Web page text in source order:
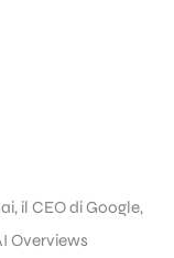
il CEO di Google,
Overviews